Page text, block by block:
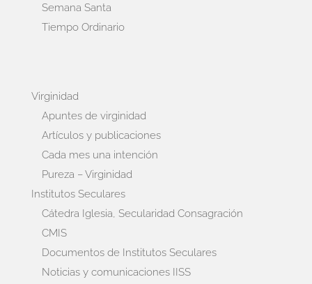
Semana Santa
Tiempo Ordinario
Virginidad
Apuntes de virginidad
Artículos y publicaciones
Cada mes una intención
Pureza – Virginidad
Institutos Seculares
Cátedra Iglesia, Secularidad Consagración
CMIS
Documentos de Institutos Seculares
Noticias y comunicaciones IISS